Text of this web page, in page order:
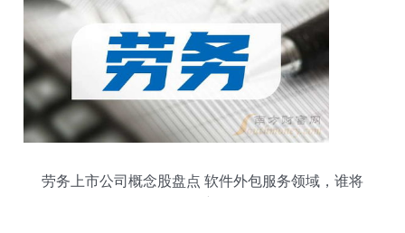
劳务上市公司概念股盘点 软件外包服务领域，谁将